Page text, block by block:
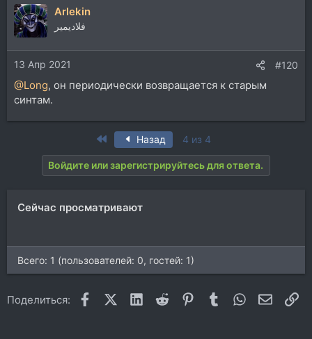
Arlekin
فلاديمير
13 Апр 2021 #120
@Long, он периодически возвращается к старым
синтам.
First Назад 4 из 4
Войдите или зарегистрируйтесь для ответа.
Сейчас просматривают
Всего: 1 (пользователей: 0, гостей: 1)
Поделиться: FacebookX (Twitter)
LinkedIn
Reddit Pinterest
Tumblr WhatsApp